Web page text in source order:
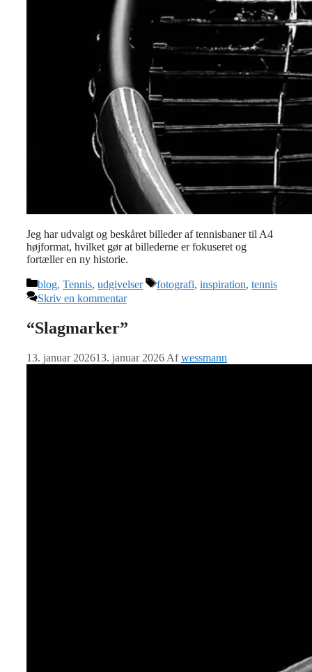
Jeg har udvalgt og beskåret billeder af tennisbaner til A4
højformat, hvilket gør at billederne er fokuseret og
fortæller en ny historie.
Kategorier
blog, Tennis, udgivelser Tags
fotografi, inspiration, tennis
Skriv en kommentar
“Slagmarker”
13. januar 202613. januar 2026 Afwessmann